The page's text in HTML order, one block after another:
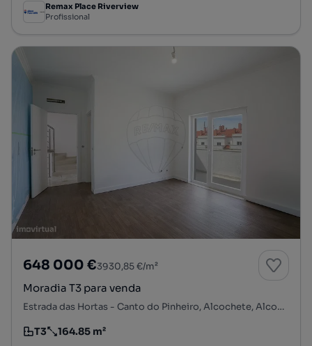
Remax Place Riverview
Profissional
648 000 €3930,85 €/m²
Moradia T3 para venda
Estrada das Hortas - Canto do Pinheiro, Alcochete, Alcochete, Setúbal
Tipologia
T3
Preço por metro quadrado
164.85 m²